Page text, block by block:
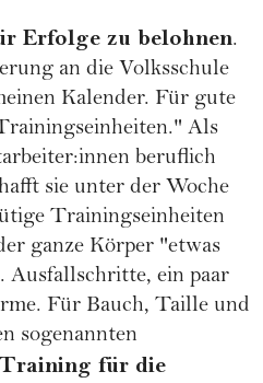
Erfolge zu belohnen.
an die Volksschule
Kalender. Für gute
Als
beruflich
sie unter der Woche
Trainingseinheiten
ganze Körper "etwas
Ausfallschritte, ein paar
Für Bauch, Taille und
sogenannten
für die